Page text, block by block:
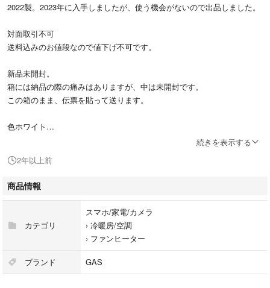
2022製。2023年に入手しましたが、使う機会がないので出品しました。
対面取引不可
送料込みのお値段なので値下げ不可です。
新品未開封。
箱には納品の際の痛みはありますが、中は未開封です。
この箱のまま、伝票を貼って送ります。
色ホワイト
コンクリート21畳まで
ガスコード別売
ラクマパック匿名配送。
続きを表示する
2年以上前
商品情報
カテゴリ
スマホ/家電/カメラ
› 冷暖房/空調
› ファンヒーター
ブランド GAS